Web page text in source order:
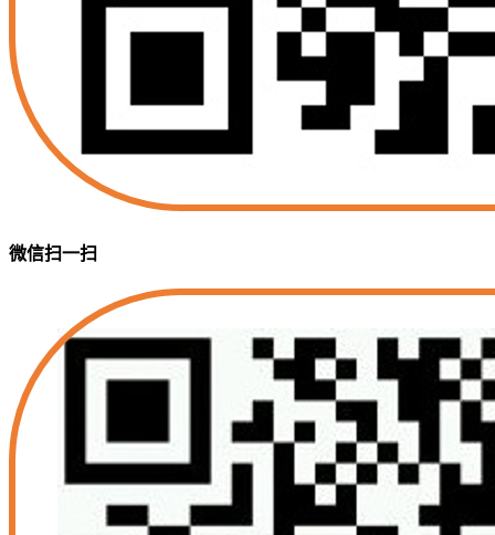
微信扫一扫